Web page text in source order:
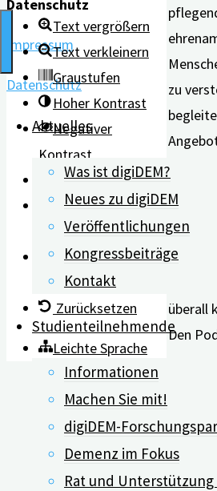
Aktuelles
Was ist digiDEM?
Neues zu digiDEM
Veröffentlichungen
Kongressbeiträge
Kontakt
Studienteilnehmende
Informationen
Machen Sie mit!
digiDEM-
Demenz im Fokus
Rat und Unterstützung
zu
Der
überall
Den
Weise
Datenschutz
Impressum
Datenschutz
Text vergrößern
Text verkleinern
Graustufen
Hoher Kontrast
Negativer
Kontrast
Heller Hintergrund
Links
unterstreichen
Lesbarkeit
erhöhen
Zurücksetzen
Leichte Sprache